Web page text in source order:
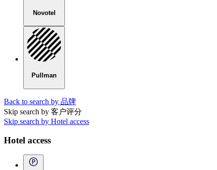
Novotel
Pullman
Back to search by 品牌
Skip search by 客户评分
Skip search by Hotel access
Hotel access